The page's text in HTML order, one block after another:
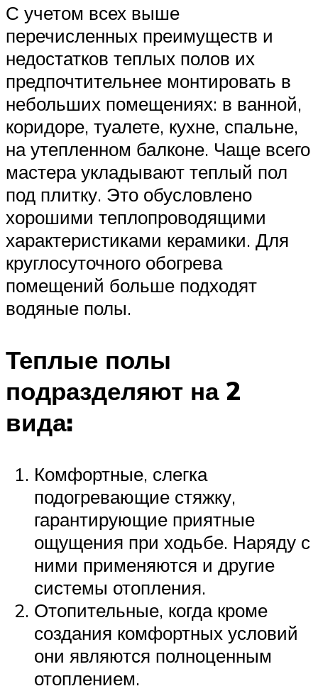
С учетом всех выше
перечисленных преимуществ и
недостатков теплых полов их
предпочтительнее монтировать в
небольших помещениях: в ванной,
коридоре, туалете, кухне, спальне,
на утепленном балконе. Чаще всего
мастера укладывают теплый пол
под плитку. Это обусловлено
хорошими теплопроводящими
характеристиками керамики. Для
круглосуточного обогрева
помещений больше подходят
водяные полы.
Теплые полы
подразделяют на 2
вида:
Комфортные, слегка
подогревающие стяжку,
гарантирующие приятные
ощущения при ходьбе. Наряду с
ними применяются и другие
системы отопления.
Отопительные, когда кроме
создания комфортных условий
они являются полноценным
отоплением.